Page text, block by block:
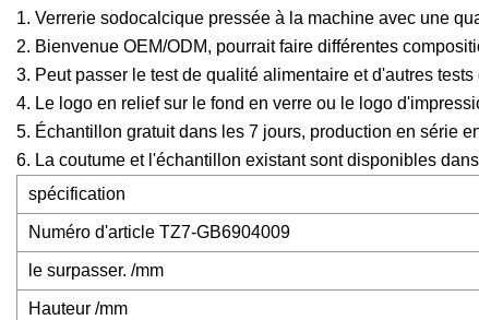
1. Verrerie sodocalcique pressée à la machine avec une
2. Bienvenue OEM/ODM, pourrait faire différentes
3. Peut passer le test de qualité alimentaire et d'autres
4. Le logo en relief sur le fond en verre ou le logo
5. Échantillon gratuit dans les 7 jours, production en série
6. La coutume et l'échantillon existant sont disponibles
spécification
Numéro d'article TZ7-GB6904009
le surpasser. /mm
Hauteur /mm